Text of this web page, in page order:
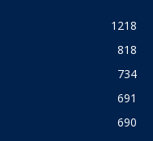
1218
818
734
691
690